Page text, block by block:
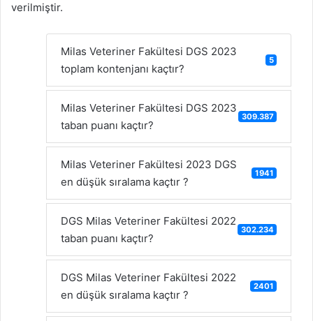
verilmiştir.
Milas Veteriner Fakültesi DGS 2023
toplam kontenjanı kaçtır?
5
Milas Veteriner Fakültesi DGS 2023
taban puanı kaçtır?
309.387
Milas Veteriner Fakültesi 2023 DGS
en düşük sıralama kaçtır ?
1941
DGS Milas Veteriner Fakültesi 2022
taban puanı kaçtır?
302.234
DGS Milas Veteriner Fakültesi 2022
en düşük sıralama kaçtır ?
2401